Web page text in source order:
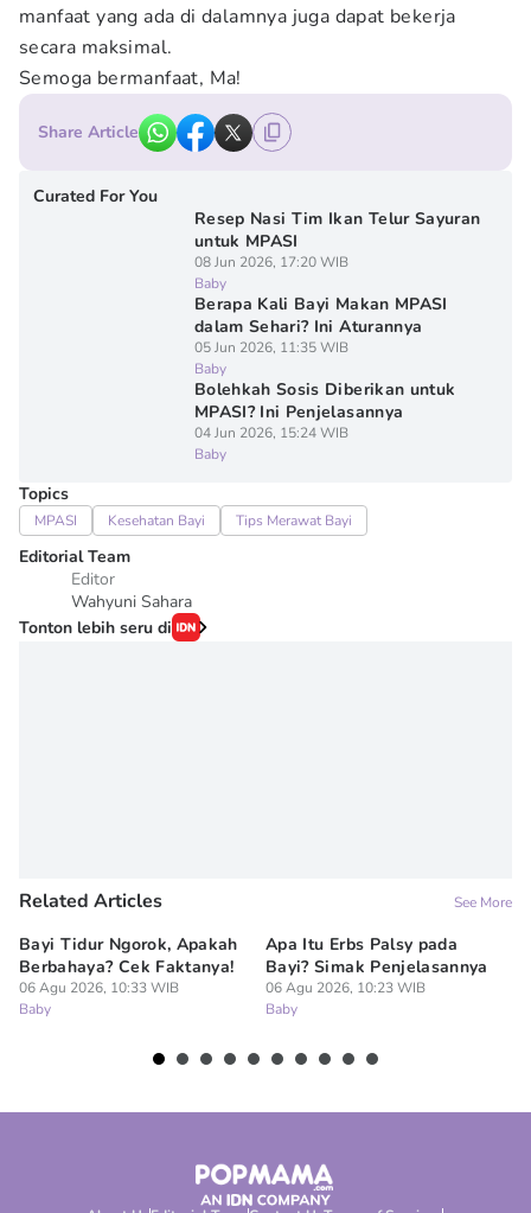
manfaat yang ada di dalamnya juga dapat bekerja
secara maksimal.
Semoga bermanfaat, Ma!
Share Article
Curated For You
Resep Nasi Tim Ikan Telur Sayuran
untuk MPASI
08 Jun 2026, 17:20 WIB
Baby
Berapa Kali Bayi Makan MPASI
dalam Sehari? Ini Aturannya
05 Jun 2026, 11:35 WIB
Baby
Bolehkah Sosis Diberikan untuk
MPASI? Ini Penjelasannya
04 Jun 2026, 15:24 WIB
Baby
Topics
MPASI Kesehatan Bayi Tips Merawat Bayi
Editorial Team
Editor
Wahyuni Sahara
Tonton lebih seru di
Related Articles See More
Bayi Tidur Ngorok, Apakah
Berbahaya? Cek Faktanya!
06 Agu 2026, 10:33 WIB
Baby
Apa Itu Erbs Palsy pada
Bayi? Simak Penjelasannya
06 Agu 2026, 10:23 WIB
Baby